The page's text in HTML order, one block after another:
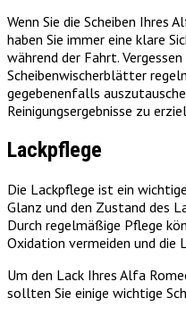
Wenn Sie die Scheiben Ihres
haben Sie immer eine klare
während der Fahrt.
Scheibenwischerblätter
gegebenenfalls
Reinigungsergebnisse zu
Lackpflege
Die Lackpflege ist ein
Glanz und den Zustand des
Durch regelmäßige Pflege
Oxidation vermeiden und die
Um den Lack Ihres Alfa
sollten Sie einige wichtige